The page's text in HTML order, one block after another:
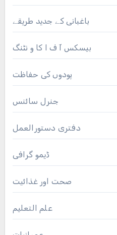
باغبانی کے جدید طریقے
بیسکس آ ف ا کا و نٹنگ
پودوں کی حفاظت
جنرل سائنس
دفتری دستورالعمل
ڈیمو گرافی
صحت اور غذائیت
علم التعلیم